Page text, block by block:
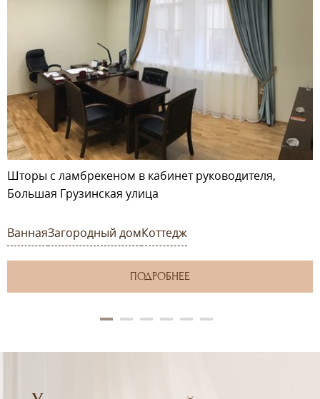
Шторы с ламбрекеном в кабинет руководителя,
Большая Грузинская улица
ВаннаяЗагородный домКоттедж
ПОДРОБНЕЕ